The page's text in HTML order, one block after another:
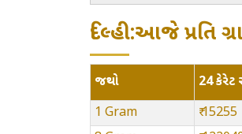
દિલ્હી:આજે પ્રતિ
જથ્થો 24
1 Gram
₹ 15255